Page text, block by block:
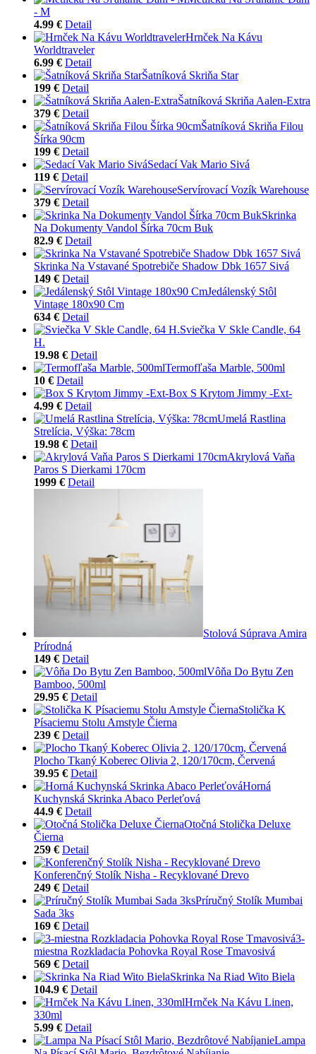
- M
4.99 € Detail
Hrnček Na Kávu
Worldtraveler
6.99 € Detail
Šatníková Skriňa Star
199 € Detail
Šatníková Skriňa Aalen-Extra
379 € Detail
Šatníková Skriňa Filou
Šírka 90cm
199 € Detail
Sedací Vak Mario Sivá
119 € Detail
Servírovací Vozík Warehouse
379 € Detail
Skrinka
Na Dokumenty Vandol Šírka 70cm Buk
82.9 € Detail
Skrinka Na Vstavané Spotrebiče Shadow Dbk 1657 Sivá
149 € Detail
Jedálenský Stôl
Vintage 180x90 Cm
634 € Detail
Sviečka V Skle Candle, 64
H.
19.98 € Detail
Termofľaša Marble, 500ml
10 € Detail
Box S Krytom Jimmy -Ext-
4.99 € Detail
Umelá Rastlina
Strelícia, Výška: 78cm
19.98 € Detail
Akrylová Vaňa
Paros S Dierkami 170cm
1999 € Detail
Stolová Súprava Amira
Prírodná
149 € Detail
Vôňa Do Bytu Zen
Bamboo, 500ml
29.95 € Detail
Stolička K
Písaciemu Stolu Amstyle Čierna
239 € Detail
Plocho Tkaný Koberec Olivia 2, 120/170cm, Červená
39.95 € Detail
Horná
Kuchynská Skrinka Abaco Perleťová
44.9 € Detail
Otočná Stolička Deluxe
Čierna
259 € Detail
Konferenčný Stolík Nisha - Recyklované Drevo
249 € Detail
Príručný Stolík Mumbai
Sada 3ks
169 € Detail
3-
miestna Rozkladacia Pohovka Royal Rose Tmavosivá
569 € Detail
Skrinka Na Riad Wito Biela
104.9 € Detail
Hrnček Na Kávu Linen,
330ml
5.99 € Detail
Lampa